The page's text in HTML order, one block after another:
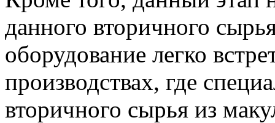
данного вторичного
оборудование легко
производствах, где
вторичного сырья из